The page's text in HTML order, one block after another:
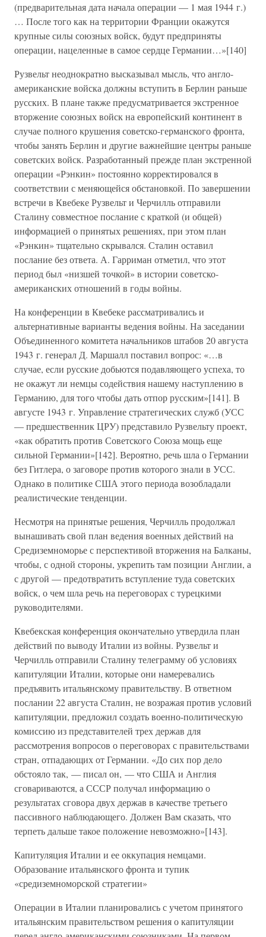
(предварительная дата начала операции — 1 мая 1944 г.)
… После того как на территории Франции окажутся
крупные силы союзных войск, будут предприняты
операции, нацеленные в самое сердце Германии…»[140]
Рузвельт неоднократно высказывал мысль, что англо-
американские войска должны вступить в Берлин раньше
русских. В плане также предусматривается экстренное
вторжение союзных войск на европейский континент в
случае полного крушения советско-германского фронта,
чтобы занять Берлин и другие важнейшие центры раньше
советских войск. Разработанный прежде план экстренной
операции «Рэнкин» постоянно корректировался в
соответствии с меняющейся обстановкой. По завершении
встречи в Квебеке Рузвельт и Черчилль отправили
Сталину совместное послание с краткой (и общей)
информацией о принятых решениях, при этом план
«Рэнкин» тщательно скрывался. Сталин оставил
послание без ответа. А. Гарриман отметил, что этот
период был «низшей точкой» в истории советско-
американских отношений в годы войны.
На конференции в Квебеке рассматривались и
альтернативные варианты ведения войны. На заседании
Объединенного комитета начальников штабов 20 августа
1943 г. генерал Д. Маршалл поставил вопрос: «…в
случае, если русские добьются подавляющего успеха, то
не окажут ли немцы содействия нашему наступлению в
Германию, для того чтобы дать отпор русским»[141]. В
августе 1943 г. Управление стратегических служб (УСС
— предшественник ЦРУ) представило Рузвельту проект,
«как обратить против Советского Союза мощь еще
сильной Германии»[142]. Вероятно, речь шла о Германии
без Гитлера, о заговоре против которого знали в УСС.
Однако в политике США этого периода возобладали
реалистические тенденции.
Несмотря на принятые решения, Черчилль продолжал
вынашивать свой план ведения военных действий на
Средиземноморье с перспективой вторжения на Балканы,
чтобы, с одной стороны, укрепить там позиции Англии, а
с другой — предотвратить вступление туда советских
войск, о чем шла речь на переговорах с турецкими
руководителями.
Квебекская конференция окончательно утвердила план
действий по выводу Италии из войны. Рузвельт и
Черчилль отправили Сталину телеграмму об условиях
капитуляции Италии, которые они намеревались
предъявить итальянскому правительству. В ответном
послании 22 августа Сталин, не возражая против условий
капитуляции, предложил создать военно-политическую
комиссию из представителей трех держав для
рассмотрения вопросов о переговорах с правительствами
стран, отпадающих от Германии. «До сих пор дело
обстояло так, — писал он, — что США и Англия
сговариваются, а СССР получал информацию о
результатах сговора двух держав в качестве третьего
пассивного наблюдающего. Должен Вам сказать, что
терпеть дальше такое положение невозможно»[143].
Капитуляция Италии и ее оккупация немцами.
Образование итальянского фронта и тупик
«средиземноморской стратегии»
Операции в Италии планировались с учетом принятого
итальянским правительством решения о капитуляции